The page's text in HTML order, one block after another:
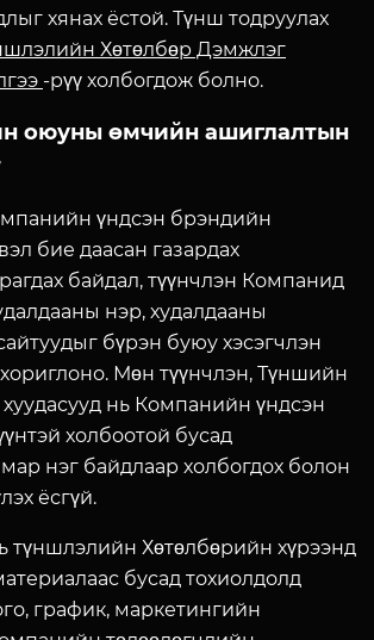
хянах ёстой. Түнш тодруулах
Хөтөлбөр Дэмжлэг
-рүү холбогдож болно.
оюуны өмчийн ашиглалтын
үндсэн брэндийн
бие даасан газардах
байдал, түүнчлэн Компанид
нэр, худалдааны
бүрэн буюу хэсэгчлэн
Мөн түүнчлэн, Түншийн
хуудасууд нь Компанийн үндсэн
холбоотой бусад
нэг байдлаар холбогдох болон
ёсгүй.
түншлэлийн Хөтөлбөрийн хүрээнд
бусад тохиолдолд
график, маркетингийн